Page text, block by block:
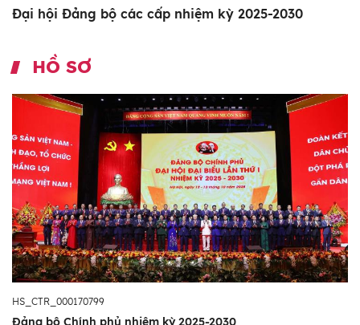
Đại hội Đảng bộ các cấp nhiệm kỳ 2025-2030
HỒ SƠ
HS_CTR_000170799
Đảng bộ Chính phủ nhiệm kỳ 2025-2030